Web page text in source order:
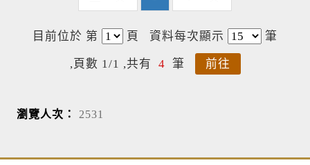
目前位於 第 頁 資料每次顯示 筆
,頁數 1/1 ,共有 4 筆 前往
瀏覽人次： 2531